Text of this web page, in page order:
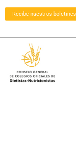
Recibe nuestros boletines